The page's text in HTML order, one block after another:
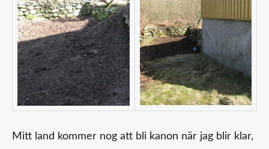
Mitt land kommer nog att bli kanon när jag blir klar,